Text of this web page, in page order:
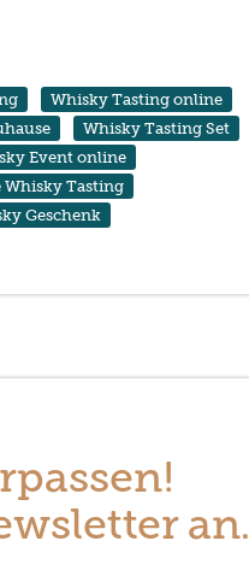
Whisky Tasting online
Whisky Tasting Set
Event online
Whisky Tasting
Geschenk
an.